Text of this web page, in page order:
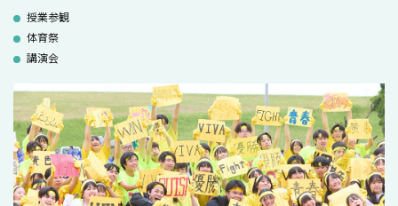
授業参観
体育祭
講演会